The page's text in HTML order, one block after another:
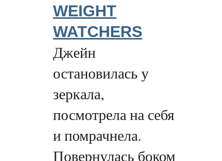
WEIGHT
WATCHERS
Джейн
остановилась у
зеркала,
посмотрела на себя
и помрачнела.
Повернулась боком